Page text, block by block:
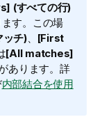
(すべての行)
す。この場
チ)、 [First
[All matches]
あります。詳
内部結合を使用